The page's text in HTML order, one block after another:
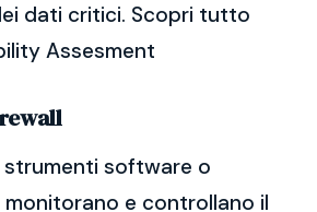
dati critici. Scopri tutto
Assesment
strumenti software o
e controllano il